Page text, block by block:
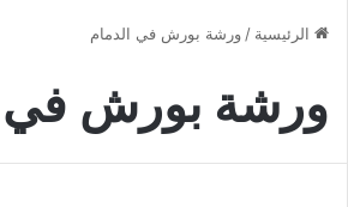
الرئيسية / ورشة بورش في الدمام
ورشة بورش في